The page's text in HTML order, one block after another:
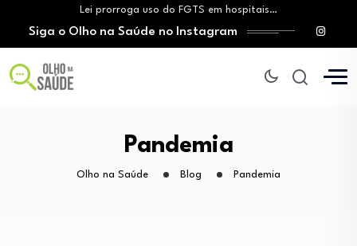
Lei prorroga uso do FGTS em hospitais…
Brasil registra alta taxa de diagnósticos tardios…
O Monte Tabor entrega à Bahia um…
Aleitamento materno: Salvador amplia ações de incentivo…
Medicamento incorporado ao SUS reduz em até…
Brasil registra alta taxa de diagnósticos tardios…
O Monte Tabor entrega à Bahia um…
Siga o Olho na Saúde no Instagram
Pandemia
Olho na Saúde Blog Pandemia